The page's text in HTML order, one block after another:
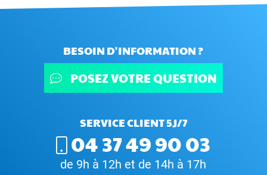
BESOIN D'INFORMATION ?
POSEZ VOTRE QUESTION
SERVICE CLIENT 5J/7
04 37 49 90 03
de 9h à 12h et de 14h à 17h